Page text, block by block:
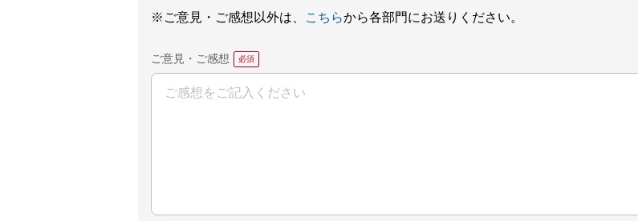
※ご意見・ご感想以外は、
こちらから各部門にお送りください。
ご意見・ご感想